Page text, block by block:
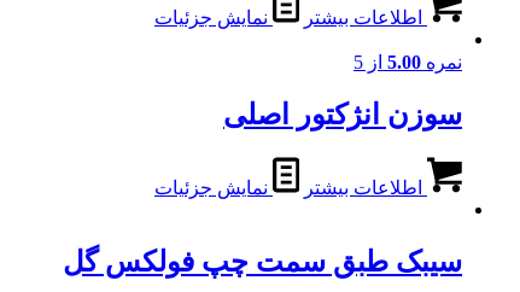
اطلاعات بیشتر نمایش جزئیات
نمره 5.00 از 5
سوزن انژکتور اصلی
اطلاعات بیشتر نمایش جزئیات
سیبک طبق سمت چپ فولکس گل